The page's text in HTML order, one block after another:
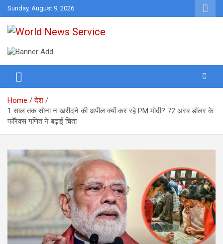
Skip
to
content
Sunday, August 9, 2026
World News Service
Home
देश
1 साल तक सोना न खरीदने की अपील क्यों कर रहे PM मोदी? 72 अरब डॉलर के
फॉरेक्स गणित ने बढ़ाई चिंता